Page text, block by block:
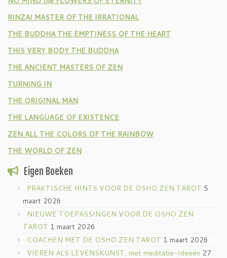
RINZAI MASTER OF THE IRRATIONAL
THE BUDDHA THE EMPTINESS OF THE HEART
THIS VERY BODY THE BUDDHA
THE ANCIENT MASTERS OF ZEN
TURNING IN
THE ORIGINAL MAN
THE LANGUAGE OF EXISTENCE
ZEN ALL THE COLORS OF THE RAINBOW
THE WORLD OF ZEN
Eigen Boeken
PRAKTISCHE HINTS VOOR DE OSHO ZEN TAROT 5
maart 2026
NIEUWE TOEPASSINGEN VOOR DE OSHO ZEN
TAROT 1 maart 2026
COACHEN MET DE OSHO ZEN TAROT 1 maart 2026
VIEREN ALS LEVENSKUNST, met meditatie-Ideeën 27